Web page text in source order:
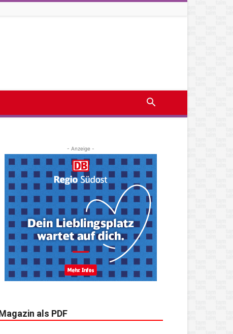
- Anzeige -
als PDF